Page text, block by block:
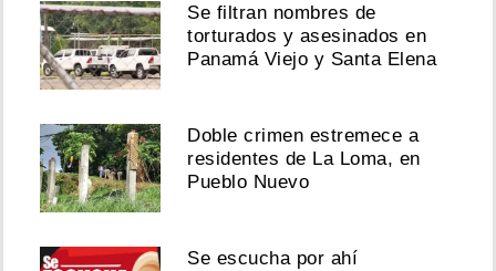
Se filtran nombres de
torturados y asesinados en
Panamá Viejo y Santa Elena
Doble crimen estremece a
residentes de La Loma, en
Pueblo Nuevo
Se escucha por ahí